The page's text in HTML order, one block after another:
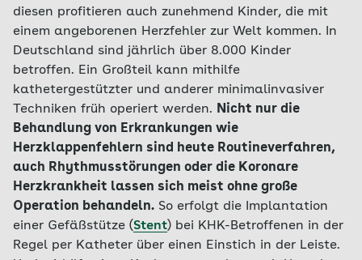
diesen profitieren auch zunehmend Kinder, die mit
einem angeborenen Herzfehler zur Welt kommen. In
Deutschland sind jährlich über 8.000 Kinder
betroffen. Ein Großteil kann mithilfe
kathetergestützter und anderer minimalinvasiver
Techniken früh operiert werden. Nicht nur die
Behandlung von Erkrankungen wie
Herzklappenfehlern sind heute Routineverfahren,
auch Rhythmusstörungen oder die Koronare
Herzkrankheit lassen sich meist ohne große
Operation behandeln. So erfolgt die Implantation
einer Gefäßstütze (Stent) bei KHK-Betroffenen in der
Regel per Katheter über einen Einstich in der Leiste.